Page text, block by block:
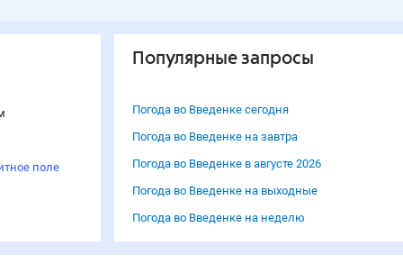
поле
Популярные запросы
Погода во Введенке сегодня
Погода во Введенке на завтра
Погода во Введенке в августе 2026
Погода во Введенке на выходные
Погода во Введенке на неделю